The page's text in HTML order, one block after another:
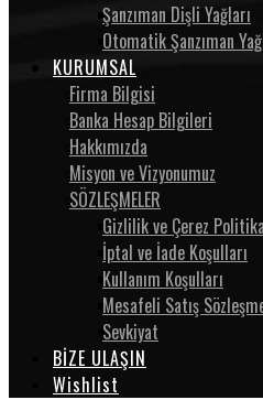
Şanzıman Dişli Yağları
Otomatik Şanzıman
KURUMSAL
Firma Bilgisi
Banka Hesap Bilgileri
Hakkımızda
Misyon ve Vizyonumuz
SÖZLEŞMELER
Gizlilik ve Çerez
İptal ve İade Koşulları
Kullanım Koşulları
Mesafeli Satış
Sevkiyat
BİZE ULAŞIN
Wishlist